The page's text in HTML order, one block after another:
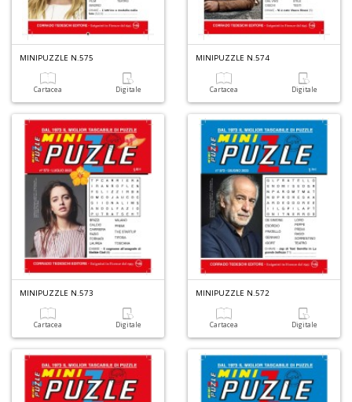
MINIPUZZLE N.575
Cartacea Digitale
MINIPUZZLE N.574
Cartacea Digitale
MINIPUZZLE N.573
Cartacea Digitale
MINIPUZZLE N.572
Cartacea Digitale